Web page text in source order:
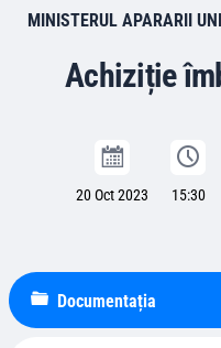
MINISTERUL APARARII
Achiziție
20 Oct 2023 15:30
Documentația